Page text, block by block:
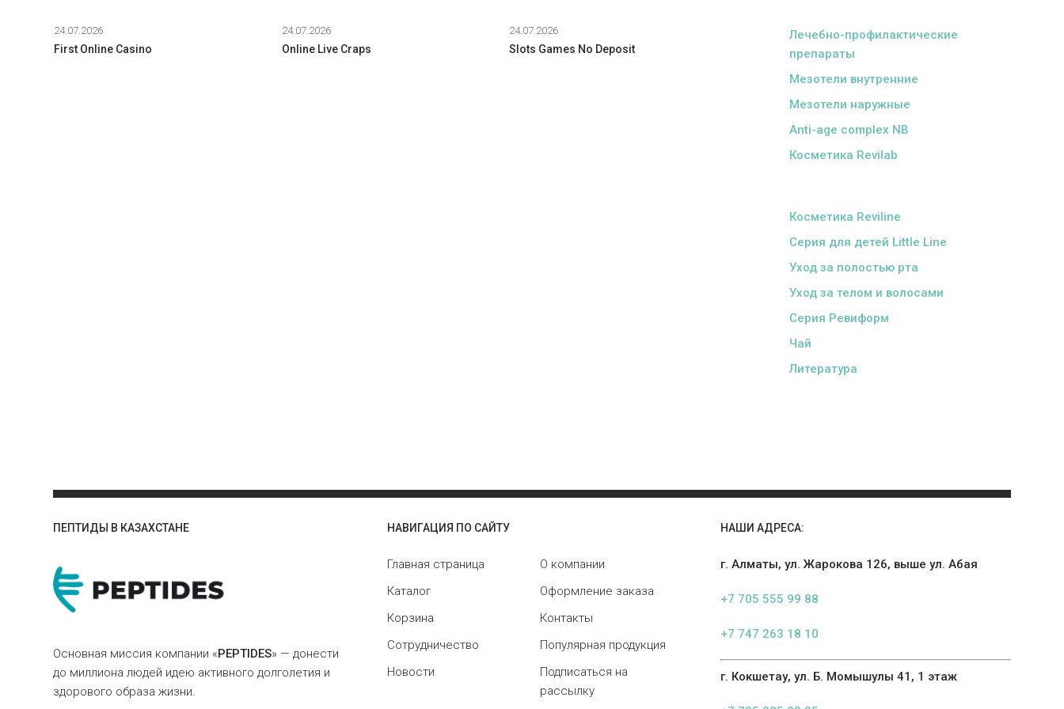
24.07.2026
First Online Casino
24.07.2026
Online Live Craps
24.07.2026
Slots Games No Deposit
Лечебно-профилактические
препараты
Мезотели внутренние
Мезотели наружные
Anti-age complex NB
Косметика Revilab
Косметика Reviline
Серия для детей Little Line
Уход за полостью рта
Уход за телом и волосами
Серия Ревиформ
Чай
Литература
ПЕПТИДЫ В КАЗАХСТАНЕ
Основная миссия компании «PEPTIDES» — донести
до миллиона людей идею активного долголетия и
здорового образа жизни.
НАВИГАЦИЯ ПО САЙТУ
Главная страница
О компании
Каталог
Оформление заказа
Корзина
Контакты
Сотрудничество
Популярная продукция
Новости
Подписаться на
рассылку
НАШИ АДРЕСА:
г. Алматы, ул. Жарокова 126, выше ул. Абая
+7 705 555 99 88
+7 747 263 18 10
г. Кокшетау, ул. Б. Момышулы 41, 1 этаж